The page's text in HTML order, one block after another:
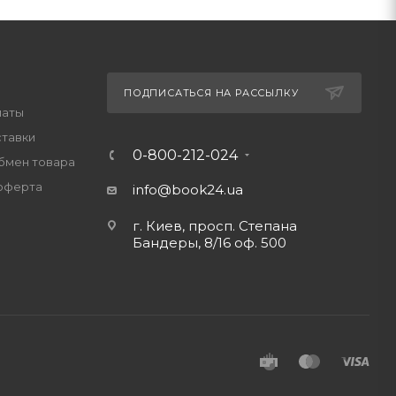
товара
ПОДПИСАТЬСЯ НА РАССЫЛКУ
0-800-212-024
info@book24.ua
г. Киев, просп. Степана
Бандеры, 8/16 оф. 500